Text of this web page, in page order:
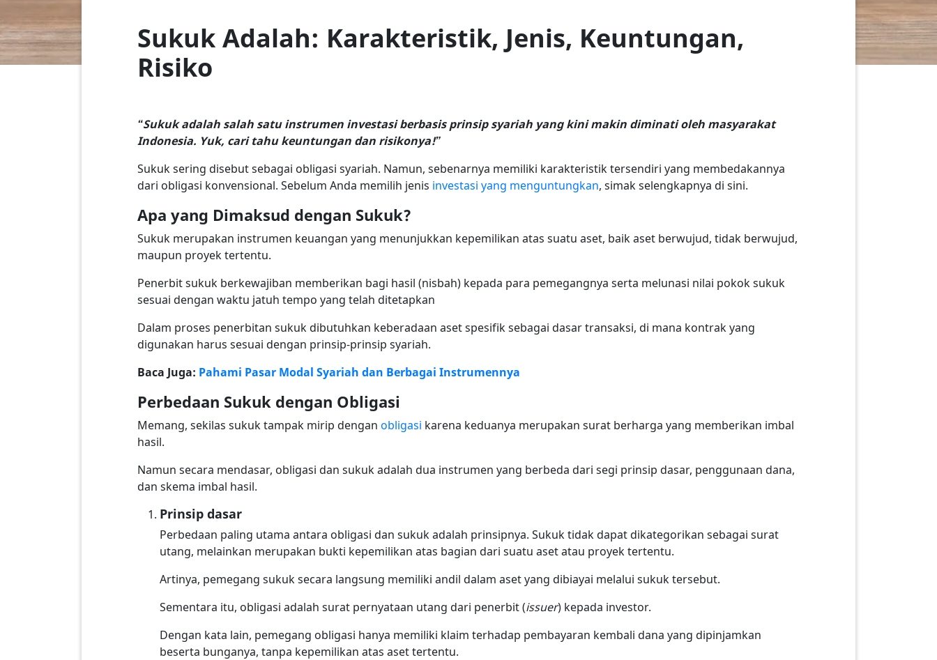
Sukuk Adalah: Karakteristik, Jenis, Keuntungan,
Risiko
“Sukuk adalah salah satu instrumen investasi berbasis prinsip syariah yang kini makin diminati oleh masyarakat
Indonesia. Yuk, cari tahu keuntungan dan risikonya!”
Sukuk sering disebut sebagai obligasi syariah. Namun, sebenarnya memiliki karakteristik tersendiri yang membedakannya
dari obligasi konvensional. Sebelum Anda memilih jenis investasi yang menguntungkan, simak selengkapnya di sini.
Apa yang Dimaksud dengan Sukuk?
Sukuk merupakan instrumen keuangan yang menunjukkan kepemilikan atas suatu aset, baik aset berwujud, tidak berwujud,
maupun proyek tertentu.
Penerbit sukuk berkewajiban memberikan bagi hasil (nisbah) kepada para pemegangnya serta melunasi nilai pokok sukuk
sesuai dengan waktu jatuh tempo yang telah ditetapkan
Dalam proses penerbitan sukuk dibutuhkan keberadaan aset spesifik sebagai dasar transaksi, di mana kontrak yang
digunakan harus sesuai dengan prinsip-prinsip syariah.
Baca Juga: Pahami Pasar Modal Syariah dan Berbagai Instrumennya
Perbedaan Sukuk dengan Obligasi
Memang, sekilas sukuk tampak mirip dengan obligasi karena keduanya merupakan surat berharga yang memberikan imbal
hasil.
Namun secara mendasar, obligasi dan sukuk adalah dua instrumen yang berbeda dari segi prinsip dasar, penggunaan dana,
dan skema imbal hasil.
Prinsip dasar
Perbedaan paling utama antara obligasi dan sukuk adalah prinsipnya. Sukuk tidak dapat dikategorikan sebagai surat
utang, melainkan merupakan bukti kepemilikan atas bagian dari suatu aset atau proyek tertentu.
Artinya, pemegang sukuk secara langsung memiliki andil dalam aset yang dibiayai melalui sukuk tersebut.
Sementara itu, obligasi adalah surat pernyataan utang dari penerbit (issuer) kepada investor.
Dengan kata lain, pemegang obligasi hanya memiliki klaim terhadap pembayaran kembali dana yang dipinjamkan
beserta bunganya, tanpa kepemilikan atas aset tertentu.